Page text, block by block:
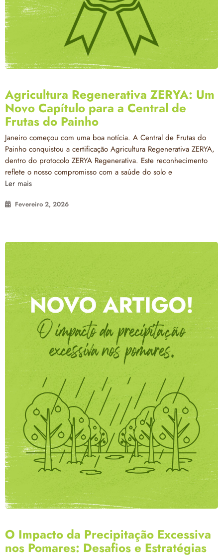
Agricultura Regenerativa ZERYA: Um
Novo Capítulo para a Central de
Frutas do Painho
Janeiro começou com uma boa notícia. A Central de Frutas do
Painho conquistou a certificação Agricultura Regenerativa ZERYA,
dentro do protocolo ZERYA Regenerativa. Este reconhecimento
reflete o nosso compromisso com a saúde do solo e
Ler mais
Fevereiro 2, 2026
O Impacto da Precipitação Excessiva
nos Pomares: Desafios e Estratégias